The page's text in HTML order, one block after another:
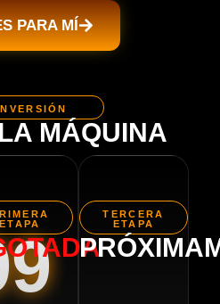
PARA MÍ
MÁQUINA
ETAPA
TERCERA
ETAPA